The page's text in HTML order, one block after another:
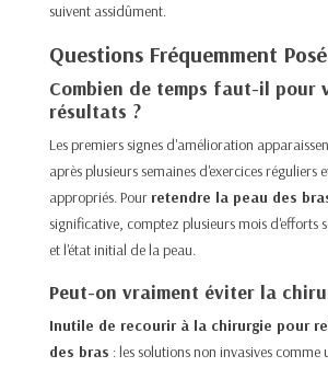
suivent assidûment.
Questions Fréquemment
Combien de temps faut-il pour
résultats ?
Les premiers signes d'amélioration
après plusieurs semaines d'exercices réguliers
appropriés. Pour retendre la peau des
significative, comptez plusieurs mois d'efforts
et l'état initial de la peau.
Peut-on vraiment éviter la
Inutile de recourir à la chirurgie pour
des bras : les solutions non invasives comme